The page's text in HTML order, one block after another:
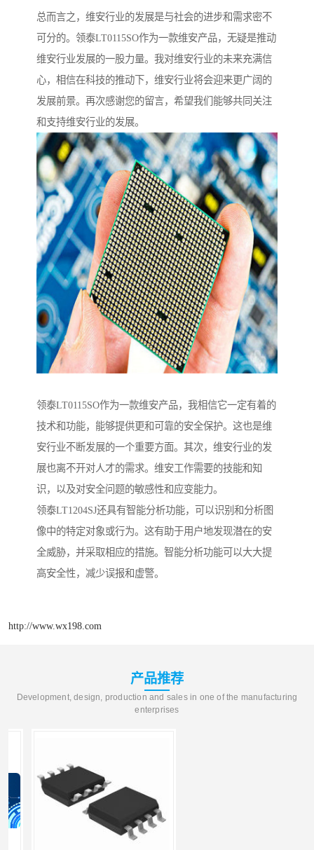
总而言之，维安行业的发展是与社会的进步和需求密不
可分的。领泰LT0115SO作为一款维安产品，无疑是推动
维安行业发展的一股力量。我对维安行业的未来充满信
心，相信在科技的推动下，维安行业将会迎来更广阔的
发展前景。再次感谢您的留言，希望我们能够共同关注
和支持维安行业的发展。
领泰LT0115SO作为一款维安产品，我相信它一定有着的
技术和功能，能够提供更和可靠的安全保护。这也是维
安行业不断发展的一个重要方面。其次，维安行业的发
展也离不开对人才的需求。维安工作需要的技能和知
识，以及对安全问题的敏感性和应变能力。
领泰LT1204SJ还具有智能分析功能，可以识别和分析图
像中的特定对象或行为。这有助于用户地发现潜在的安
全威胁，并采取相应的措施。智能分析功能可以大大提
高安全性，减少误报和虚警。
http://www.wx198.com
产品推荐
Development, design, production and sales in one of the manufacturing
enterprises